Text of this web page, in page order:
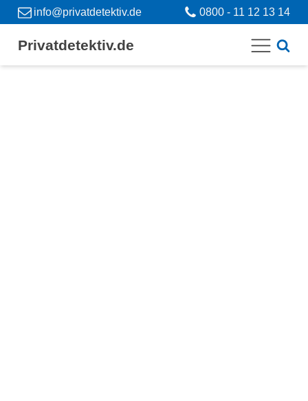
info@privatdetektiv.de 0800 - 11 12 13 14
Privatdetektiv.de